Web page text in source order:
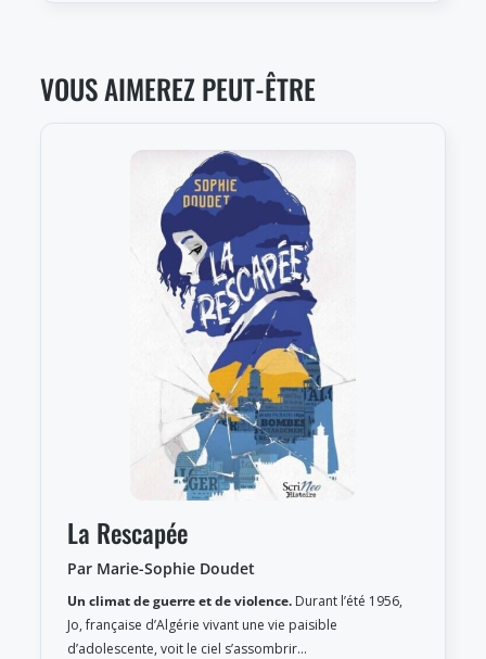
VOUS AIMEREZ PEUT-ÊTRE
La Rescapée
Par Marie-Sophie Doudet
Un climat de guerre et de violence. Durant l’été 1956,
Jo, française d’Algérie vivant une vie paisible
d’adolescente, voit le ciel s’assombrir…